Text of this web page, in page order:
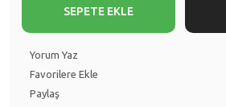
SEPETE EKLE
Yorum Yaz
Paylaş